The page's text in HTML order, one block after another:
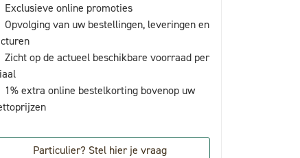
Exclusieve online promoties
Opvolging van uw bestellingen, leveringen en
Zicht op de actueel beschikbare voorraad per
1% extra online bestelkorting bovenop uw
Particulier? Stel hier je vraag